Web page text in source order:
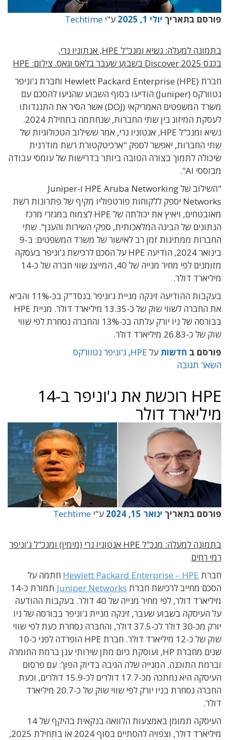
פורסם בתאריך יולי 1, 2025 ע"י Techtime
בתמונה למעלה: נשיא ומנכ"ל HPE, אנתוניו נרי,
בכנס Discover 2025 בשבוע שעבר בלאס וגאס. צילום: HPE
חברת Hewlett Packard Enterprise (HPE) וחברת ג'וניפר
נטוורקס (Juniper) הודיעו בסוף השבוע שהגיעו להסכם עם
משרד המשפטים האמריקאי (DOJ) אשר הסיר את התנגדותו
לעסקת המיזוג בין שתי החברות, שנחתמה בתחילת 2024.
נשיא ומנכ"ל HPE, אנטוניו נרי, אמר ששילוב הטכולוגיות של
שתי החברות, יאפשר לספק "ארכיטקטורת רשת מודרנית
שיכולה לתמוך בצורה הטובה ביותר בדרישות של עומסי עבודה
מבוססי AI".
"השילוב של HPE Aruba Networking ו-Juniper
Networks יספק ללקוחות פורטפוליו מקיף של פתרונות רשת
מאובטחים, ויאיץ את יכולתה של HPE לצמוח במגזרי מרכז
הנתונים של הבינה המלאכותית, ספקי השירות והענן". שתי
החברות ממתינות זמן רב לאישור של משרד המשפטים: ב-9
בינואר 2024, הודיעה HPE על הסכם לרכישת ג'וניפר בעסקה
מזומנים לפי מחיר מנייה של 40, המייצג שווי חברה של כ-14
מיליארד דולר.
בעקבות ההודיעה זינקה מניית ג'וניפר בנסד"ק בכ-11% והביא
את החברה לשווי שוק של כ-13.35 מיליארד דולר. מניית HPE
בבורסה של ניו יורק עלתה בכ-13% והחברה נסחרת לפי שווי
שוק של כ-26.83 מיליארד דולר.
פורסם ב חדשות על HPE
, ג'וניפר נטוורקס
השאר תגובה
HPE רוכשת את ג'וניפר ב-14
מיליארד דולר
פורסם בתאריך ינואר 15, 2024 ע"י Techtime
בתמונה למעלה: מנכ"ל HPE אנטוניו נרי (מימין) ומנכ"ל ג'וניפר
רמי רחים
חברת Hewlett Packard Enterprise – HPE חתמה על
הסכם מחייב לרכישת חברת Juniper Networks
תמורת כ-14
מיליארד דולר, לפי מחיר מנייה של 40 דולר. בעקבות ההודעה
על העיסקה בשבוע שעבר, זינקה מניית ג'וניפר בבורסה של ניו
יורק מכ-30 דולר לכ-37.5 דולר, והחברה נסחרת כעת לפי שווי
שוק של כ-12 מיליארד דולר. חברת HPE הופרדה לפני כ-10
שנים מחברת HP, ועוסקת כיום מתן שירותי ענן ברמת החומרה
וברמת התוכנה. המנייה שלה הגיבה בדיוק הפוך: עם פרסום
העיסקה היא נחתכה מכ-17.7 דולרים לכ-15.9 דולרים, וכעת
החברה נסחרת בניו יורק לפי שווי שוק של כ-20.7 מיליארד
דולר.
העיסקה תמומן באמצעות הלוואה בנקאית בהיקף של 14
מיליארד דולר, וצפויה להסתיים בסוף 2024 או בתחילת 2025,